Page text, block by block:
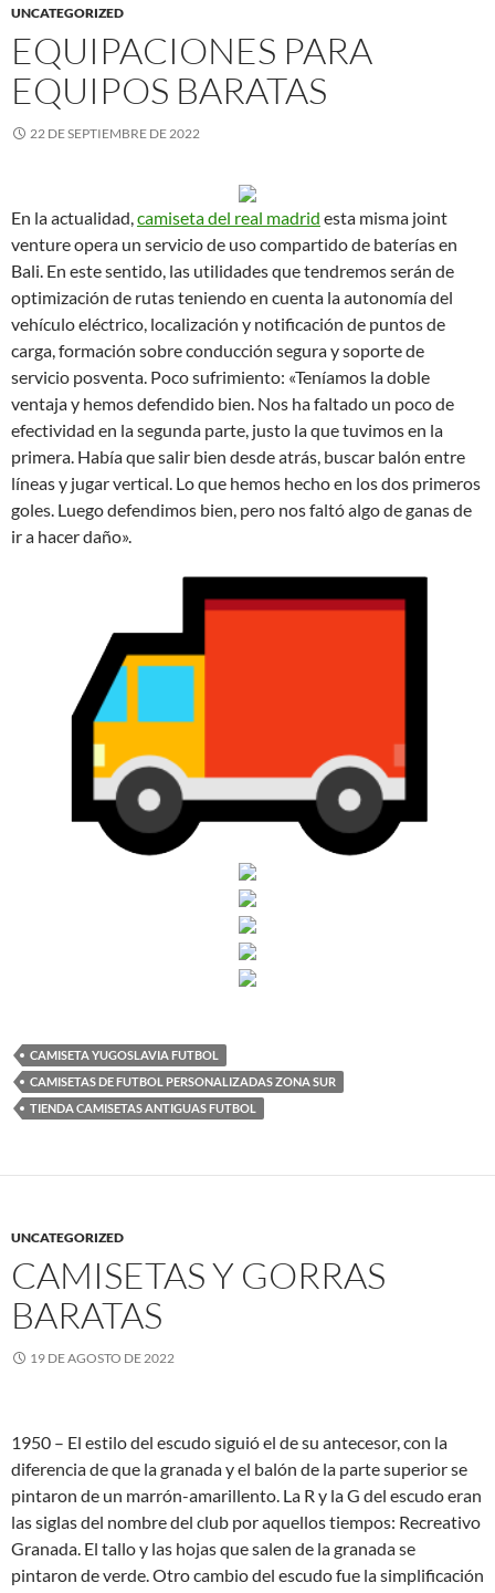
UNCATEGORIZED
EQUIPACIONES PARA
EQUIPOS BARATAS
22 DE SEPTIEMBRE DE 2022
En la actualidad,camiseta del real madrid esta misma joint
venture opera un servicio de uso compartido de baterías en
Bali. En este sentido, las utilidades que tendremos serán de
optimización de rutas teniendo en cuenta la autonomía del
vehículo eléctrico, localización y notificación de puntos de
carga, formación sobre conducción segura y soporte de
servicio posventa. Poco sufrimiento: «Teníamos la doble
ventaja y hemos defendido bien. Nos ha faltado un poco de
efectividad en la segunda parte, justo la que tuvimos en la
primera. Había que salir bien desde atrás, buscar balón entre
líneas y jugar vertical. Lo que hemos hecho en los dos primeros
goles. Luego defendimos bien, pero nos faltó algo de ganas de
ir a hacer daño».
CAMISETA YUGOSLAVIA FUTBOL
CAMISETAS DE FUTBOL PERSONALIZADAS ZONA SUR
TIENDA CAMISETAS ANTIGUAS FUTBOL
UNCATEGORIZED
CAMISETAS Y GORRAS
BARATAS
19 DE AGOSTO DE 2022
1950 – El estilo del escudo siguió el de su antecesor, con la
diferencia de que la granada y el balón de la parte superior se
pintaron de un marrón-amarillento. La R y la G del escudo eran
las siglas del nombre del club por aquellos tiempos: Recreativo
Granada. El tallo y las hojas que salen de la granada se
pintaron de verde. Otro cambio del escudo fue la simplificación